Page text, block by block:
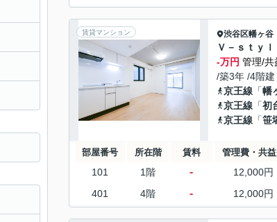
賃貸マンション 渋谷区幡ヶ谷
Ｖ－ｓｔｙ
-万円 管理/共
/築3年 /4階建
京王線 「幡
京王線 「初
京王線 「笹
部屋番号 所在階 賃料 管理費・共
101 1階 - 12,000円
401 4階 - 12,000円